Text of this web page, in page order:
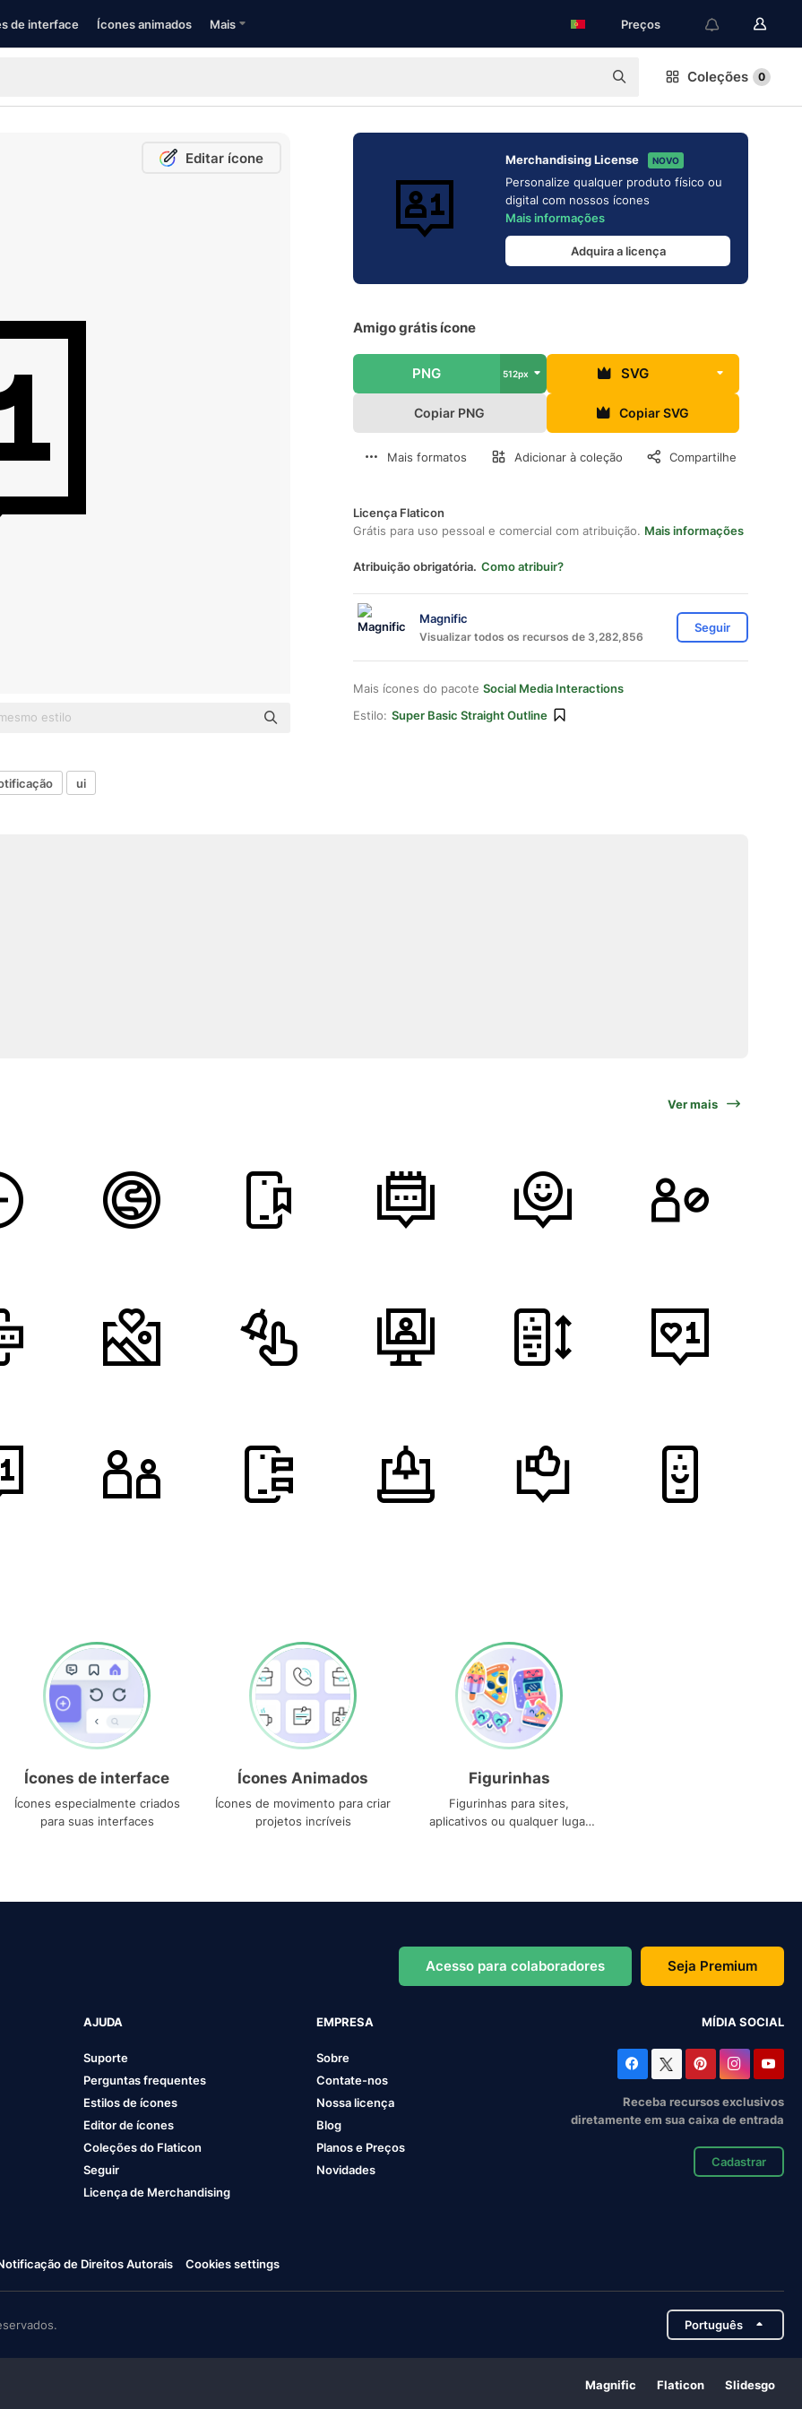
de interface Ícones animados Mais Preços
Coleções 0
Editar ícone Merchandising License NOVO
Personalize qualquer produto físico ou
digital com nossos ícones
Mais informações
Adquira a licença
Amigo grátis ícone
PNG 512px SVG
Copiar PNG Copiar SVG
Mais formatos Adicionar à coleção Compartilhe
Licença Flaticon
Grátis para uso pessoal e comercial com atribuição. Mais informações
Atribuição obrigatória. Como atribuir?
Magnific
Visualizar todos os recursos de 3,282,856
Seguir
Mais ícones do pacote Social Media Interactions
Estilo: Super Basic Straight Outline
ui
Ver mais
Ícones de interface
Ícones especialmente criados
para suas interfaces
Ícones Animados
Ícones de movimento para criar
projetos incríveis
Figurinhas
Figurinhas para sites,
aplicativos ou qualquer lugar
Acesso para colaboradores Seja Premium
AJUDA
Suporte
Perguntas frequentes
Estilos de ícones
Editor de ícones
Coleções do Flaticon
Seguir
Licença de Merchandising
EMPRESA
Sobre
Contate-nos
Nossa licença
Blog
Planos e Preços
Novidades
MÍDIA SOCIAL
Receba recursos exclusivos
diretamente em sua caixa de entrada
Cadastrar
de Direitos Autorais Cookies settings
Português
Magnific Flaticon Slidesgo